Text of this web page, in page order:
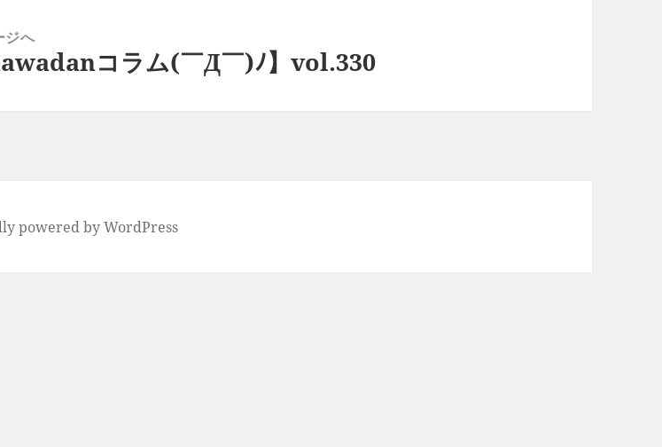
ジへ
コラム(￣Д￣)ﾉ】vol.330
powered by WordPress